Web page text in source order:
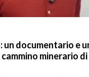
documentario e
minerario